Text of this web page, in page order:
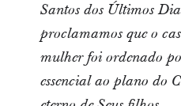
Santos dos Últimos
proclamamos que o
mulher foi ordenado
essencial ao plano do